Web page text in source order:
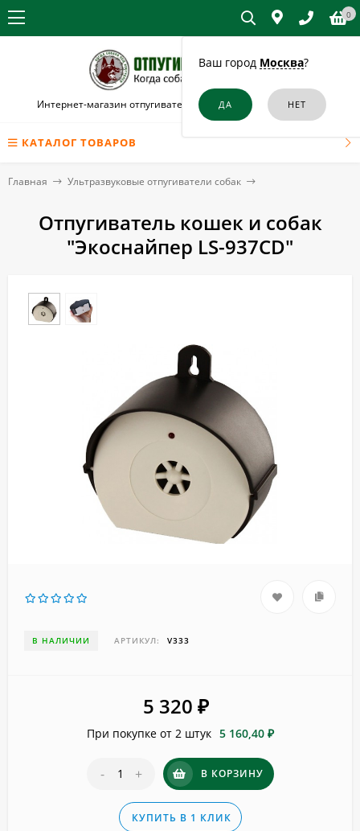
Ваш город Москва?
0
Интернет-магазин отпугивателей собак и кошек в Иркутске
КАТАЛОГ ТОВАРОВ
Главная Ультразвуковые отпугиватели собак
Отпугиватель кошек и собак
"Экоснайпер LS-937CD"
В НАЛИЧИИ АРТИКУЛ: V333
5 320 ₽
При покупке от 2 штук 5 160,40 ₽
- + В КОРЗИНУ
КУПИТЬ В 1 КЛИК